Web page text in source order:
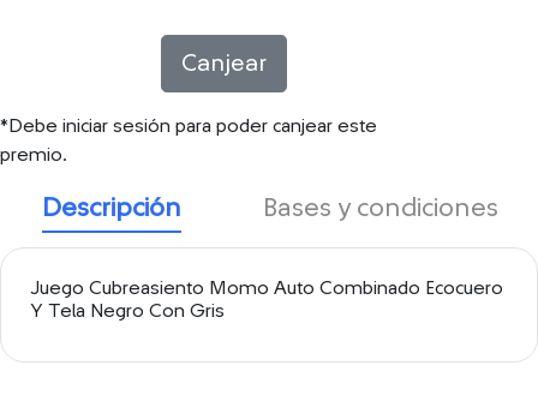
Canjear
*Debe iniciar sesión para poder canjear este
premio.
Descripción Bases y condiciones
Juego Cubreasiento Momo Auto Combinado Ecocuero
Y Tela Negro Con Gris